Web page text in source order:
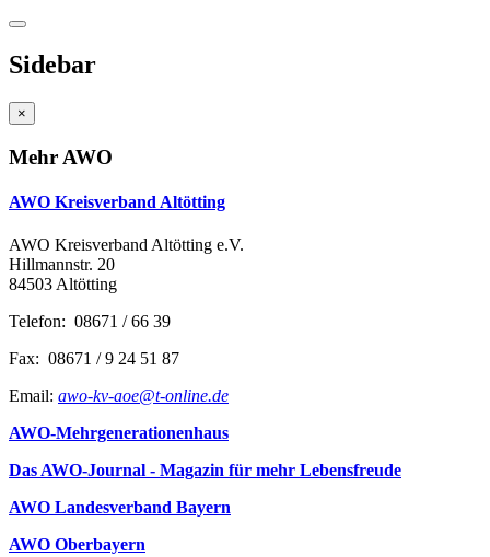
Sidebar
×
Mehr AWO
AWO Kreisverband Altötting
AWO Kreisverband Altötting e.V.
Hillmannstr. 20
84503 Altötting
Telefon: 08671 / 66 39
Fax: 08671 / 9 24 51 87
Email: awo-kv-aoe@t-online.de
AWO-Mehrgenerationenhaus
Das AWO-Journal - Magazin für mehr Lebensfreude
AWO Landesverband Bayern
AWO Oberbayern